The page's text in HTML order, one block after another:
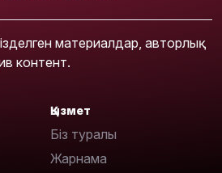
материалдар, авторлық
контент.
Қызмет
Біз туралы
Жарнама